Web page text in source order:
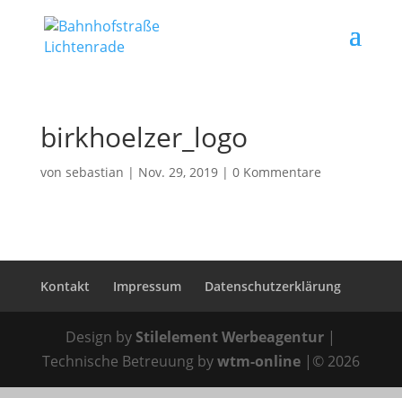
birkhoelzer_logo
von sebastian | Nov. 29, 2019| 0 Kommentare
Kontakt Impressum Datenschutzerklärung
Design by Stilelement Werbeagentur |
Technische Betreuung bywtm-online|© 2026